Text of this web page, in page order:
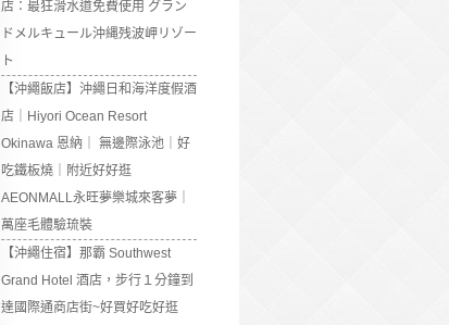
店：最狂滑水道免費使用 グラン
ドメルキュール沖縄残波岬リゾー
ト
【沖繩飯店】沖繩日和海洋度假酒
店｜Hiyori Ocean Resort
Okinawa 恩納｜ 無邊際泳池｜好
吃鐵板燒｜附近好好逛
AEONMALL永旺夢樂城來客夢｜
萬座毛體驗琉裝
【沖繩住宿】那霸 Southwest
Grand Hotel 酒店，步行１分鐘到
達國際通商店街~好買好吃好逛